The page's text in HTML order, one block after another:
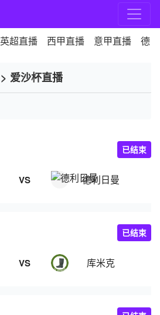
英超直播 西甲直播 意甲直播 德
> 爱沙杯直播
VS 德利日曼
已结束
VS 库米克
已结束